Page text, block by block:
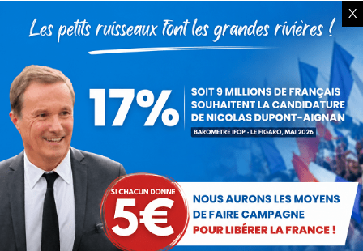
Articles récents
Présomption de légitimité de l’usage des
armes par les forces de l’ordre
X